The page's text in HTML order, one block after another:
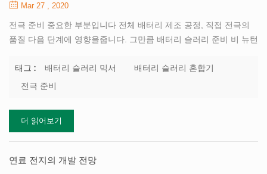
Mar 27 , 2020
전극 준비 중요한 부분입니다 전체 배터리 제조 공정, 직접 전극의
품질 다음 단계에 영향을줍니다. 그만큼 배터리 슬러리 준비 비 뉴턴
그리고 다른 분말은 골고루. 이 슬러리에는 일정한 점도가 필요합니
다 유동성 및 충분히 작은 입자 크기. 그래서 어떤 종류의 배터리 슬
니다. 배터리 제조에는 큰 ~의 수 전극 좋은 일관성이 필요합니다 전
지 . 그래서 그것은 배터리 슬러리의 일관성에 대한 높은 요구 사항.
하지 않습니다 동일한 조건에서도 작동, 시간, 급지 순서 및 기타 이
유 기술적 조건에서, 각 배치 슬러리의 점도는 ...
태그 : 배터리 슬러리 믹서
배터리 슬러리 혼합기
전극 준비
더 읽어보기
연료 전지의 개발 전망